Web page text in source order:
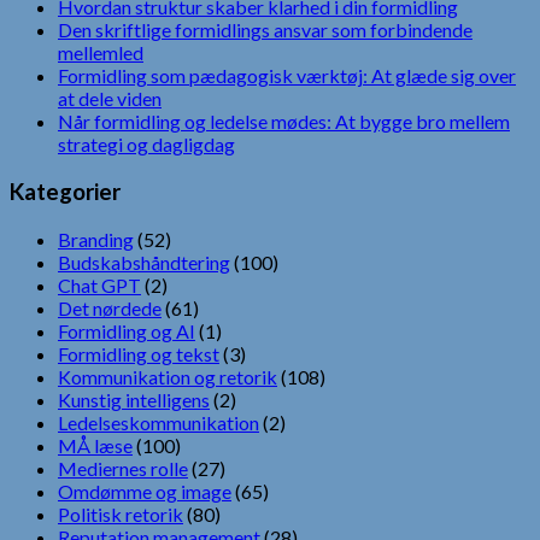
Hvordan struktur skaber klarhed i din formidling
Den skriftlige formidlings ansvar som forbindende
mellemled
Formidling som pædagogisk værktøj: At glæde sig over
at dele viden
Når formidling og ledelse mødes: At bygge bro mellem
strategi og dagligdag
Kategorier
Branding(52)
Budskabshåndtering(100)
Chat GPT (2)
Det nørdede(61)
Formidling og AI (1)
Formidling og tekst(3)
Kommunikation og retorik (108)
Kunstig intelligens (2)
Ledelseskommunikation (2)
MÅ læse(100)
Mediernes rolle(27)
Omdømme og image(65)
Politisk retorik (80)